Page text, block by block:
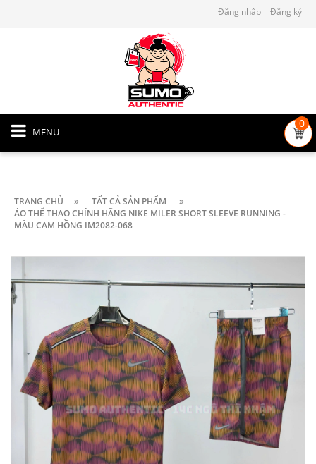
Đăng nhập Đăng ký
MENU
0
TRANG CHỦ
TẤT CẢ SẢN PHẨM
ÁO THỂ THAO CHÍNH HÃNG NIKE MILER SHORT SLEEVE RUNNING -
MÀU CAM HỒNG IM2082-068